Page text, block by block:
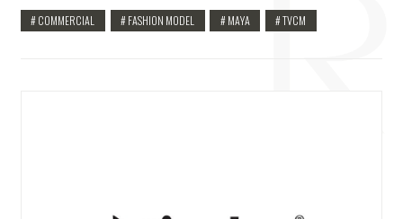
# COMMERCIAL # FASHION MODEL # MAYA # TVCM